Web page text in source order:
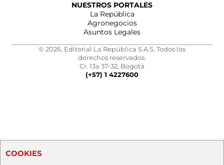
NUESTROS PORTALES
La República
Agronegocios
Asuntos Legales
© 2026, Editorial La República S.A.S. Todos los
derechos reservados.
Cr. 13a 37-32, Bogotá
(+57) 1 4227600
COOKIES